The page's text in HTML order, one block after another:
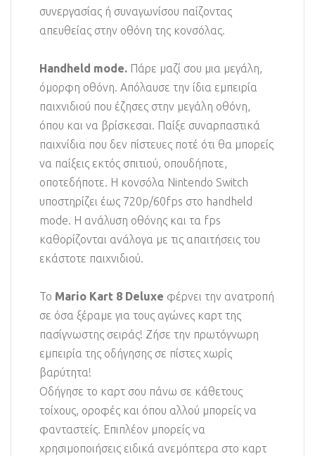
συνεργασίας ή συναγωνίσου παίζοντας
απευθείας στην οθόνη της κονσόλας.
Handheld mode. Πάρε μαζί σου μια μεγάλη,
όμορφη οθόνη. Απόλαυσε την ίδια εμπειρία
παιχνιδιού που έζησες στην μεγάλη οθόνη,
όπου και να βρίσκεσαι. Παίξε συναρπαστικά
παιχνίδια που δεν πίστευες ποτέ ότι θα μπορείς
να παίξεις εκτός σπιτιού, οπουδήποτε,
οποτεδήποτε. Η κονσόλα Nintendo Switch
υποστηρίζει έως 720p/60fps στο handheld
mode. Η ανάλυση οθόνης και τα fps
καθορίζονται ανάλογα με τις απαιτήσεις του
εκάστοτε παιχνιδιού.
Το Mario Kart 8 Deluxe φέρνει την ανατροπή
σε όσα ξέραμε για τους αγώνες καρτ της
πασίγνωστης σειράς! Ζήσε την πρωτόγνωρη
εμπειρία της οδήγησης σε πίστες χωρίς
βαρύτητα!
Οδήγησε το καρτ σου πάνω σε κάθετους
τοίχους, οροφές και όπου αλλού μπορείς να
φανταστείς. Επιπλέον μπορείς να
χρησιμοποιήσεις ειδικά ανεμόπτερα στο καρτ